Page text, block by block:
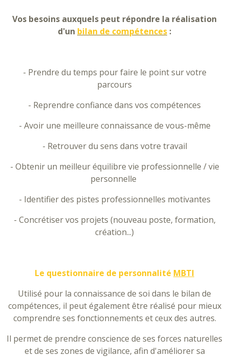
Vos besoins auxquels peut répondre la réalisation
d'un bilan de compétences :
- Prendre du temps pour faire le point sur votre
parcours
- Reprendre confiance dans vos compétences
- Avoir une meilleure connaissance de vous-même
- Retrouver du sens dans votre travail
- Obtenir un meilleur équilibre vie professionnelle / vie
personnelle
- Identifier des pistes professionnelles motivantes
- Concrétiser vos projets (nouveau poste, formation,
création...)
Le questionnaire de personnalité MBTI
Utilisé pour la connaissance de soi dans le bilan de
compétences, il peut également être réalisé pour mieux
comprendre ses fonctionnements et ceux des autres.
Il permet de prendre conscience de ses forces naturelles
et de ses zones de vigilance, afin d'améliorer sa